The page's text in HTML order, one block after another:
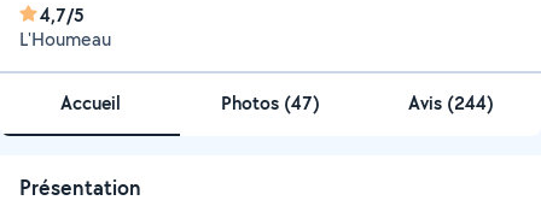
4,7/5
L'Houmeau
Accueil Photos (47) Avis (244)
Présentation